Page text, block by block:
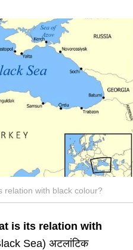
relation with black colour?
is its relation with
Sea) अटलांटिक